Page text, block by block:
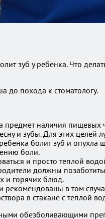
зуб у ребенка. Что
до похода к стоматологу.
предмет наличия
и зубы. Для этих целей
болит зуб и
боли.
и просто теплой
должны
и горячих блюд.
в том
в стакане с
обезболивающими